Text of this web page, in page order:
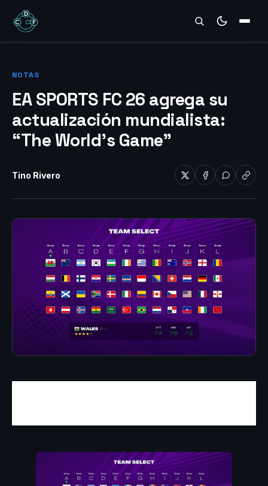
REVIEWS
NOTAS
EA SPORTS FC 26 agrega su
actualización mundialista:
“The World’s Game”
Tino Rivero